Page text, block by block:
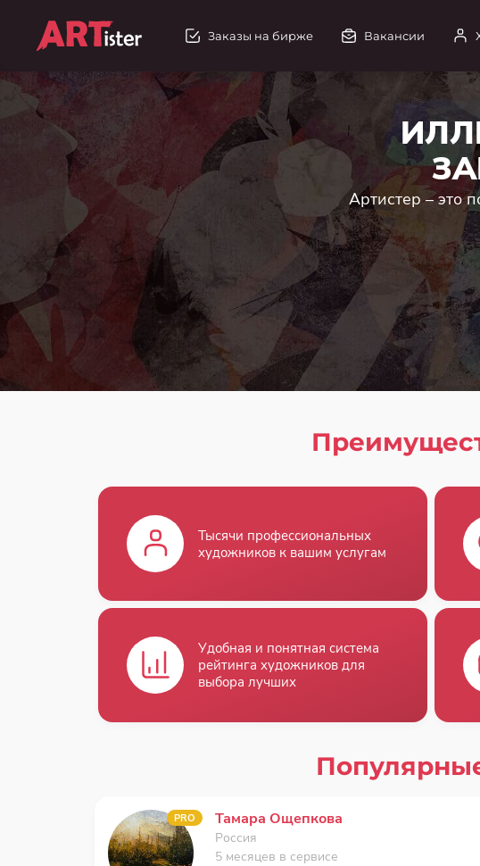
Заказы на бирже Вакансии
Артистер – это
Тысячи профессиональных
художников к вашим услугам
Удобная и понятная система
рейтинга художников для
выбора лучших
PRO Тамара Ощепкова
Россия
5 месяцев в сервисе